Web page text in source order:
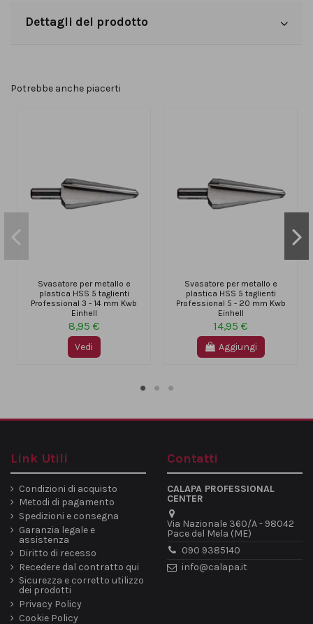
Dettagli del prodotto
Potrebbe anche piacerti
Svasatore per metallo e
plastica HSS 5 taglienti
Professional 3 - 14 mm Kwb
Einhell
8,95 €
Vedi
Svasatore per metallo e
plastica HSS 5 taglienti
Professional 5 - 20 mm Kwb
Einhell
14,95 €
Aggiungi
Link Utili
Condizioni di acquisto
Metodi di pagamento
Spedizioni e consegna
Garanzia legale e
assistenza
Diritto di recesso
Recedere dal contratto qui
Sicurezza e corretto utilizzo
dei prodotti
Privacy Policy
Cookie Policy
Contatti
CALAPA PROFESSIONAL
CENTER
Via Nazionale 360/A - 98042
Pace del Mela (ME)
090 9385140
info@calapa.it